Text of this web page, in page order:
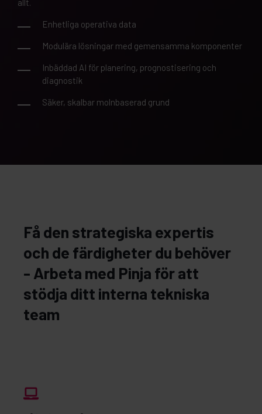
allt.
Enhetliga operativa data
Modulära lösningar med gemensamma komponenter
Inbäddad AI för planering, prognostisering och
diagnostik
Säker, skalbar molnbaserad grund
Få den strategiska expertis
och de färdigheter du behöver
- Arbeta med Pinja för att
stödja ditt interna tekniska
team